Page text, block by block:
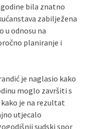
bila znatno
zabilježena
u odnosu na
planiranje i
je naglasio kako
moglo završiti s
je na rezultat
utjecalo
sudski spor